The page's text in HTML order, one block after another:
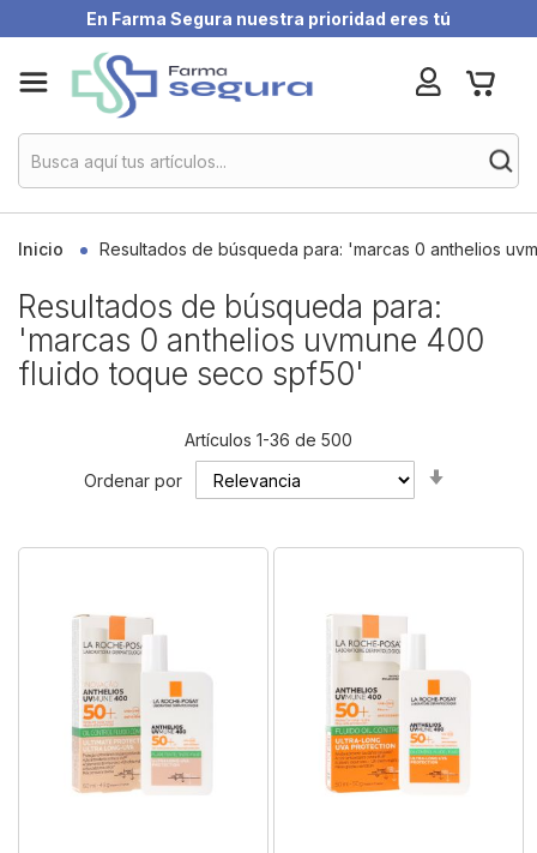
En Farma Segura nuestra prioridad eres tú
to
Content
My
Inicio Resultados de búsqueda para: 'marcas 0 anthelios
Resultados de búsqueda para:
'marcas 0 anthelios uvmune 400
fluido toque seco spf50'
Artículos 1-36 de 500
Ordenar por